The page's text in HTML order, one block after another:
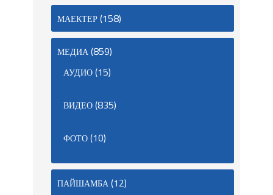
МАЕКТЕР(158)
МЕДИА(859)
АУДИО(15)
ВИДЕО(835)
ФОТО(10)
ПАЙШАМБА(12)